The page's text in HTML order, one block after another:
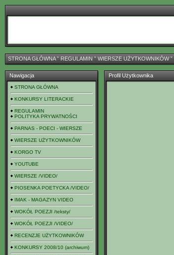
STRONA GŁÓWNAˇ REGULAMIN ˇ WIERSZE UŻYTKOWNIKÓWˇ
Nawigacja
STRONA GŁÓWNA
KONKURSY LITERACKIE
REGULAMIN
POLITYKA PRYWATNOŚCI
PARNAS - POECI - WIERSZE
WIERSZE UŻYTKOWNIKÓW
KORGO TV
YOUTUBE
WIERSZE /VIDEO/
PIOSENKA POETYCKA /VIDEO/
IMAK - MAGAZYN VIDEO
WOKÓŁ POEZJI /teksty/
WOKÓŁ POEZJI /VIDEO/
RECENZJE UŻYTKOWNIKÓW
KONKURSY 2008/10 (archiwum)
Profil Użytkownika